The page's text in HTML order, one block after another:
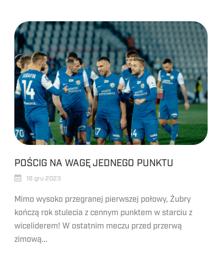
POŚCIG NA WAGĘ JEDNEGO PUNKTU
16 gru 2023
Mimo wysoko przegranej pierwszej połowy, Żubry
kończą rok stulecia z cennym punktem w starciu z
wiceliderem! W ostatnim meczu przed przerwą
zimową...